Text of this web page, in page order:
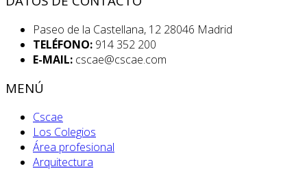
Paseo de la Castellana, 12 28046 Madrid
TELÉFONO: 914 352 200
E-MAIL: cscae@cscae.com
MENÚ
Cscae
Los Colegios
Área profesional
Arquitectura